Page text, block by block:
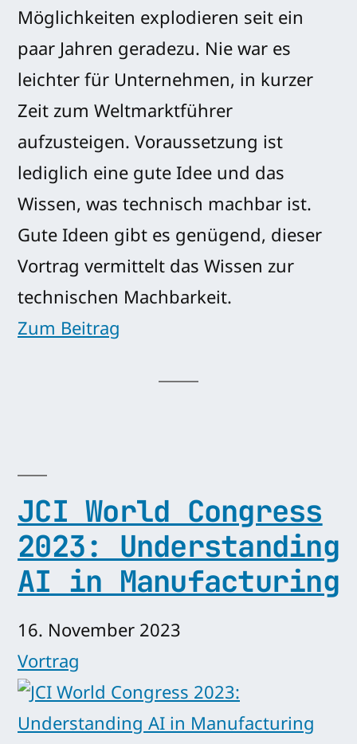
Möglichkeiten explodieren seit ein
paar Jahren geradezu. Nie war es
leichter für Unternehmen, in kurzer
Zeit zum Weltmarktführer
aufzusteigen. Voraussetzung ist
lediglich eine gute Idee und das
Wissen, was technisch machbar ist.
Gute Ideen gibt es genügend, dieser
Vortrag vermittelt das Wissen zur
technischen Machbarkeit.
Zum Beitrag
JCI World Congress
2023: Understanding
AI in Manufacturing
16. November 2023
Vortrag